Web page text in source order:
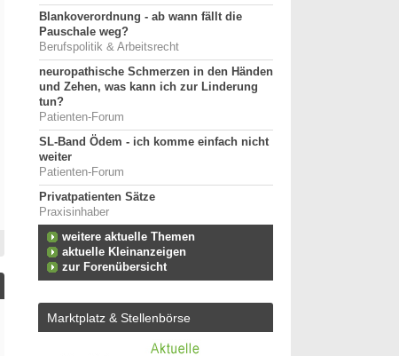
Blankoverordnung - ab wann fällt die
Pauschale weg?
Berufspolitik & Arbeitsrecht
neuropathische Schmerzen in den Händen
und Zehen, was kann ich zur Linderung
tun?
Patienten-Forum
SL-Band Ödem - ich komme einfach nicht
weiter
Patienten-Forum
Privatpatienten Sätze
Praxisinhaber
weitere aktuelle Themen
aktuelle Kleinanzeigen
zur Forenübersicht
Marktplatz & Stellenbörse